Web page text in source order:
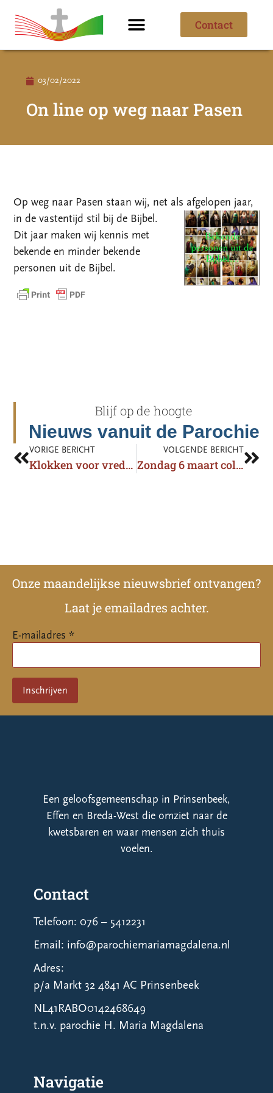
Contact
03/02/2022
On line op weg naar Pasen
Op weg naar Pasen staan wij, net als afgelopen jaar,
in de vastentijd stil bij de Bijbel.
Dit jaar maken wij kennis met
bekende en minder bekende
personen uit de Bijbel.
Blijf op de hoogte
Nieuws vanuit de Parochie
VORIGE BERICHT
Klokken voor vrede en recht
VOLGENDE BERICHT
Zondag 6 maart collecte voor hulp aan Oekraine
Onze maandelijkse nieuwsbrief ontvangen?
Laat je emailadres achter.
E-mailadres *
Een geloofsgemeenschap in Prinsenbeek,
Effen en Breda-West die omziet naar de
kwetsbaren en waar mensen zich thuis
voelen.
Contact
Telefoon: 076 – 5412231
Email: info@parochiemariamagdalena.nl
Adres:
p/a Markt 32 4841 AC Prinsenbeek
NL41RABO0142468649
t.n.v. parochie H. Maria Magdalena
Navigatie